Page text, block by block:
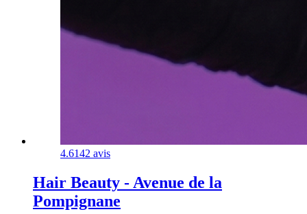
4.6142 avis
Hair Beauty - Avenue de la
Pompignane